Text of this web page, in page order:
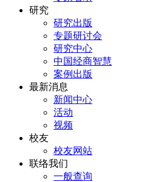
研究
研究出版
专题研讨会
研究中心
中国经商智慧
案例出版
最新消息
新闻中心
活动
视频
校友
校友网站
联络我们
一般查询